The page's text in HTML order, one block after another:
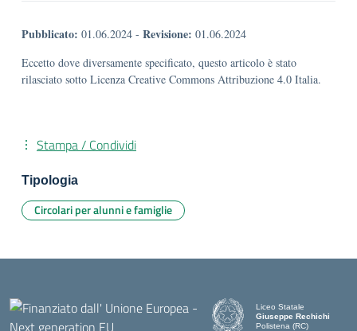
Pubblicato: 01.06.2024 - Revisione: 01.06.2024
Eccetto dove diversamente specificato, questo articolo è stato
rilasciato sotto Licenza Creative Commons Attribuzione 4.0 Italia.
Stampa / Condividi
Tipologia
Circolari per alunni e famiglie
Liceo Statale
Giuseppe Rechichi
Polistena (RC)